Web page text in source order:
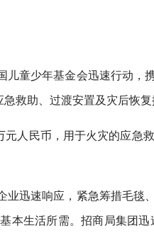
童少年基金会迅速行动，
救助、过渡安置及灾后恢复
人民币，用于火灾的应急
迅速响应，紧急筹措毛毯
本生活所需。招商局集团